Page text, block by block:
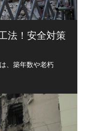
法！安全対策